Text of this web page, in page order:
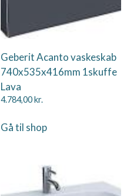
Geberit Acanto vaskeskab
740x535x416mm 1skuffe
Lava
4.784,00kr.
Gå til shop